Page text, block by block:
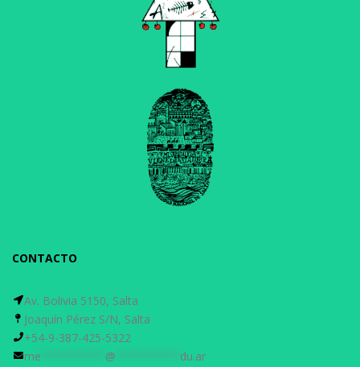
CONTACTO
Av. Bolivia 5150, Salta
Joaquín Pérez S/N, Salta
+54-9-387-425-5322
me
@ du.ar